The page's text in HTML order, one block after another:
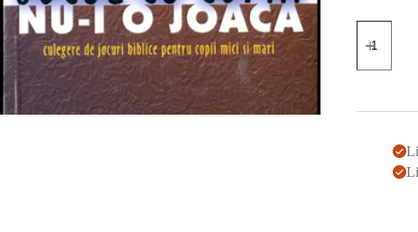
Jocul
copiii